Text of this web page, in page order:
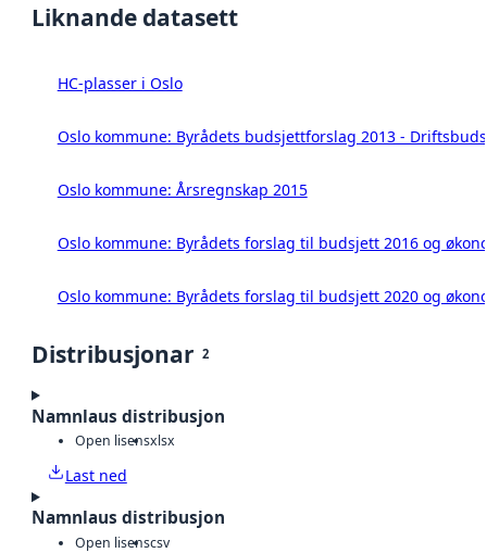
Liknande datasett
HC-plasser i Oslo
Oslo kommune: Byrådets budsjettforslag 2013 -
Oslo kommune: Årsregnskap 2015
Oslo kommune: Byrådets forslag til budsjett 2016 og
Oslo kommune: Byrådets forslag til budsjett 2020 og
Distribusjonar 2
Namnlaus distribusjon
Open lisensxlsx
Last ned
Namnlaus distribusjon
Open lisenscsv